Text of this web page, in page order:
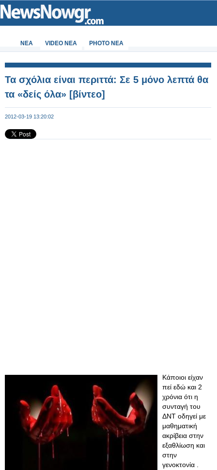
ΝΕΑ VIDEO NEA PHOTO NEA
Τα σχόλια είναι περιττά: Σε 5 μόνο λεπτά θα
τα «δείς όλα» [βίντεο]
2012-03-19 13:20:02
Κάποιοι είχαν
πεί εδώ και 2
χρόνια ότι η
συνταγή του
ΔΝΤ οδηγεί με
μαθηματική
ακρίβεια στην
εξαθλίωση και
στην
γενοκτονία .